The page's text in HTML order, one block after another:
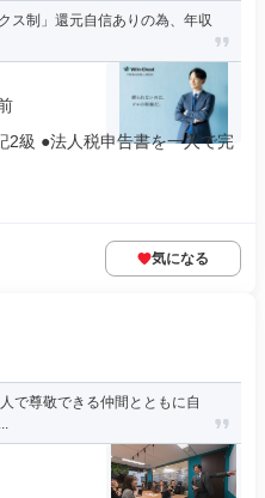
ス制」還元自信ありの為、年収
2級 ●法人税申告書を一人で完
気になる
で尊敬できる仲間とともに自